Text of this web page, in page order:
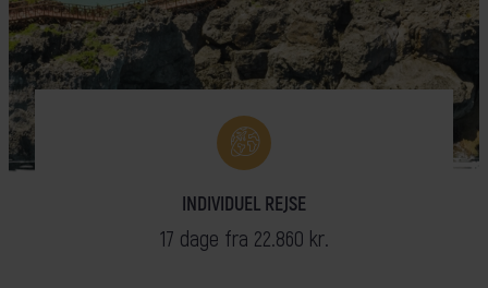
INDIVIDUEL REJSE
17 dage fra 22.860 kr.